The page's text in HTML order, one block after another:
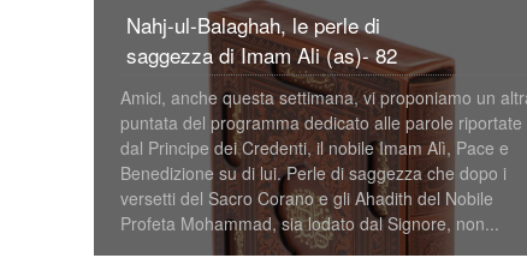
Nahj-ul-Balaghah, le perle di
saggezza di Imam Ali (as)- 82
Amici, anche questa settimana, vi proponiamo un
puntata del programma dedicato alle parole riportate
dal Principe dei Credenti, il nobile Imam Alì, Pace e
Benedizione su di lui. Perle di saggezza che dopo i
versetti del Sacro Corano e gli Ahadith del Nobile
Profeta Mohammad, sia lodato dal Signore, non...